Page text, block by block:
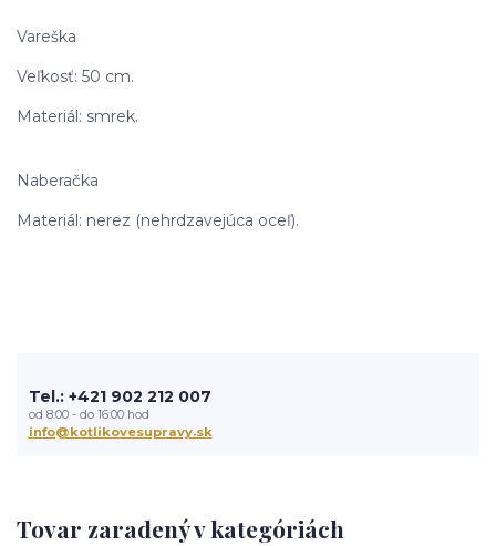
Vareška
Veľkosť: 50 cm.
Materiál: smrek.
Naberačka
Materiál: nerez (nehrdzavejúca oceľ).
Tovar zaradený v kategóriách
Tel.: +421 902 212 007
od 8:00 - do 16:00 hod
info@kotlikovesupravy.sk